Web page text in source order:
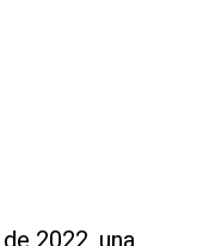
2022, una